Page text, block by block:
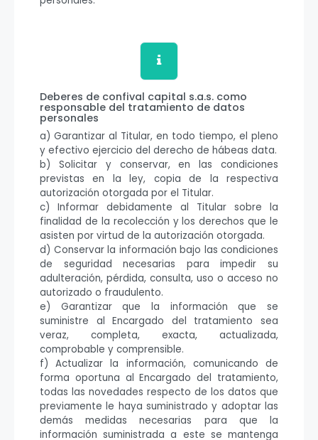
Deberes de confival capital s.a.s. como
responsable del tratamiento de datos
personales
a) Garantizar al Titular, en todo tiempo, el pleno
y efectivo ejercicio del derecho de hábeas data.
b) Solicitar y conservar, en las condiciones
previstas en la ley, copia de la respectiva
autorización otorgada por el Titular.
c) Informar debidamente al Titular sobre la
finalidad de la recolección y los derechos que le
asisten por virtud de la autorización otorgada.
d) Conservar la información bajo las condiciones
de seguridad necesarias para impedir su
adulteración, pérdida, consulta, uso o acceso no
autorizado o fraudulento.
e) Garantizar que la información que se
suministre al Encargado del tratamiento sea
veraz, completa, exacta, actualizada,
comprobable y comprensible.
f) Actualizar la información, comunicando de
forma oportuna al Encargado del tratamiento,
todas las novedades respecto de los datos que
previamente le haya suministrado y adoptar las
demás medidas necesarias para que la
información suministrada a este se mantenga